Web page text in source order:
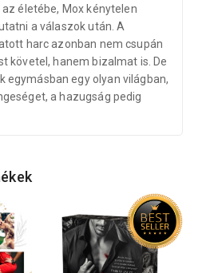
életébe, Mox kénytelen
a válaszok után. A
harc azonban nem csupán
követel, hanem bizalmat is. De
egymásban egy olyan világban,
a hazugság pedig